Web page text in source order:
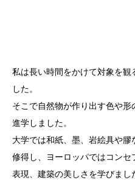
私は長い時間をかけて対象を観
した。
そこで自然物が作り出す色や
進学しました。
大学では和紙、墨、岩絵具や
修得し、ヨーロッパではコンセ
表現、建築の美しさを学びまし